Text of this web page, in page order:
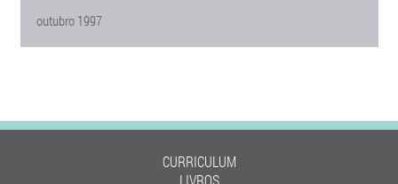
outubro 1997
CURRICULUM
LIVROS